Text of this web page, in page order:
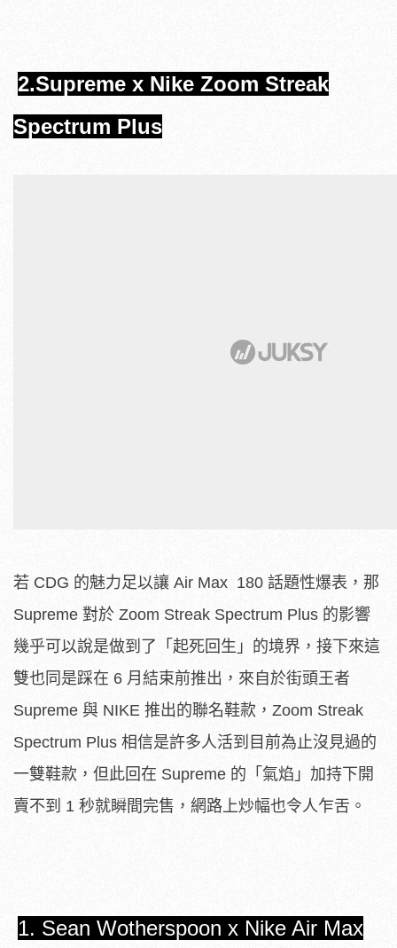
2.Supreme x Nike Zoom Streak
Spectrum Plus
若 CDG 的魅力足以讓 Air Max 180 話題性爆表，那
Supreme 對於 Zoom Streak Spectrum Plus 的影響
幾乎可以說是做到了「起死回生」的境界，接下來這
雙也同是踩在 6 月結束前推出，來自於街頭王者
Supreme 與 NIKE 推出的聯名鞋款，Zoom Streak
Spectrum Plus 相信是許多人活到目前為止沒見過的
一雙鞋款，但此回在 Supreme 的「氣焰」加持下開
賣不到 1 秒就瞬間完售，網路上炒幅也令人乍舌。
1. Sean Wotherspoon x Nike Air Max